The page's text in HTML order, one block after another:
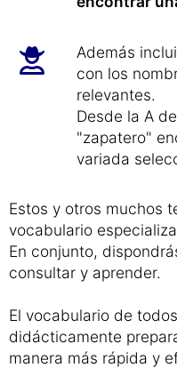
Además
con los
relevantes.
Desde la A
"zapatero"
variada
Estos y otros muchos
vocabulario
En conjunto,
consultar y aprender.
El vocabulario de
didácticamente
manera más rápida y